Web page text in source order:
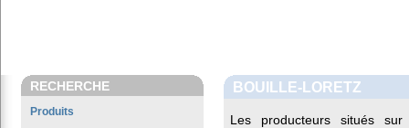
RECHERCHE
Produits
BOUILLE-LORETZ
Les producteurs situés